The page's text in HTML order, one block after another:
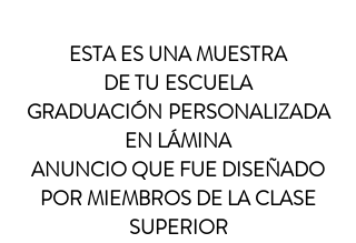
ESTA ES UNA MUESTRA
DE TU ESCUELA
GRADUACIÓN PERSONALIZADA
EN LÁMINA
ANUNCIO QUE FUE DISEÑADO
POR MIEMBROS DE LA CLASE
SUPERIOR